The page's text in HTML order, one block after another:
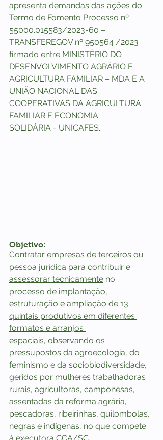
apresenta demandas das ações do
Termo de Fomento Processo nº
55000.015583/2023-60 –
TRANSFEREGOV nº 950564 /2023
firmado entre MINISTÉRIO DO
DESENVOLVIMENTO AGRÁRIO E
AGRICULTURA FAMILIAR – MDA E A
UNIÃO NACIONAL DAS
COOPERATIVAS DA AGRICULTURA
FAMILIAR E ECONOMIA
SOLIDÁRIA - UNICAFES.
Objetivo:
Contratar empresas de terceiros ou
pessoa jurídica para contribuir e
assessorar tecnicamente no
processo de implantação,
estruturação e ampliação de 13
quintais produtivos em diferentes
formatos e arranjos
espaciais, observando os
pressupostos da agroecologia, do
feminismo e da sociobiodiversidade,
geridos por mulheres trabalhadoras
rurais, agricultoras, camponesas,
assentadas da reforma agrária,
pescadoras, ribeirinhas, quilombolas,
negras e indígenas, no que compete